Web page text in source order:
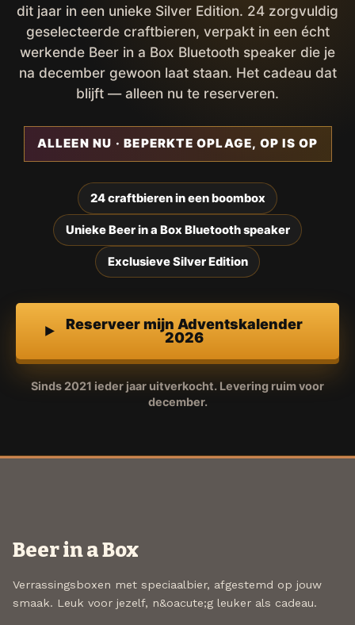
dit jaar in een unieke Silver Edition. 24 zorgvuldig
geselecteerde craftbieren, verpakt in een écht
werkende Beer in a Box Bluetooth speaker die je
na december gewoon laat staan. Het cadeau dat
blijft — alleen nu te reserveren.
ALLEEN NU · BEPERKTE OPLAGE, OP IS OP
24 craftbieren in een boombox
Unieke Beer in a Box Bluetooth speaker
Exclusieve Silver Edition
Reserveer mijn Adventskalender
2026
Sinds 2021 ieder jaar uitverkocht. Levering ruim voor
december.
Beer in a Box
Verrassingsboxen met speciaalbier, afgestemd op jouw
smaak. Leuk voor jezelf, n&oacute;g leuker als cadeau.